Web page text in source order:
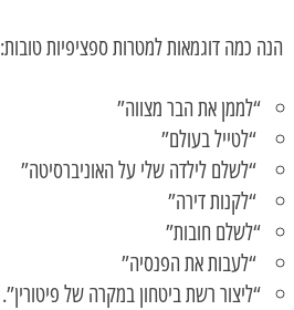
הנה כמה דוגמאות למטרות ספציפיות טובות:
“לממן את הבר מצווה”
“לטייל בעולם”
“לשלם לילדה שלי על האוניברסיטה”
“לקנות דירה”
“לשלם חובות”
“לעבות את הפנסיה”
“ליצור רשת ביטחון במקרה של פיטורין”.